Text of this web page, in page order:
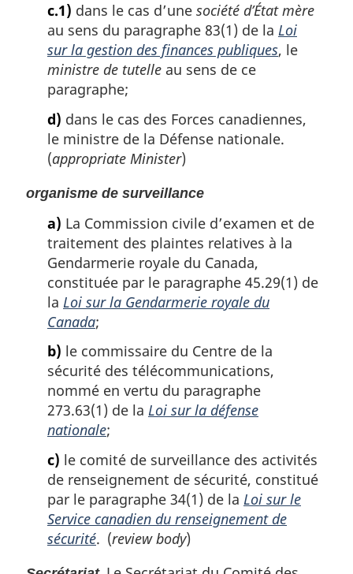
c.1) dans le cas d’une société d’État mère
au sens du paragraphe 83(1) de la Loi
sur la gestion des finances publiques, le
ministre de tutelle au sens de ce
paragraphe;
d) dans le cas des Forces canadiennes,
le ministre de la Défense nationale.
(appropriate Minister)
organisme de surveillance
a) La Commission civile d’examen et de
traitement des plaintes relatives à la
Gendarmerie royale du Canada,
constituée par le paragraphe 45.29(1) de
la Loi sur la Gendarmerie royale du
Canada;
b) le commissaire du Centre de la
sécurité des télécommunications,
nommé en vertu du paragraphe
273.63(1) de la Loi sur la défense
nationale;
c) le comité de surveillance des activités
de renseignement de sécurité, constitué
par le paragraphe 34(1) de la Loi sur le
Service canadien du renseignement de
sécurité. (review body)